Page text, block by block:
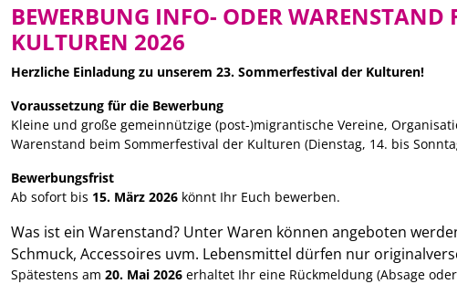
BEWERBUNG INFO- ODER WARENSTAND
KULTUREN 2026
Herzliche Einladung zu unserem 23. Sommerfestival der Kulturen!
Voraussetzung für die Bewerbung
Kleine und große gemeinnützige (post-)migrantische Vereine,
Warenstand beim Sommerfestival der Kulturen (Dienstag, 14. bis
Bewerbungsfrist
Ab sofort bis 15. März 2026 könnt Ihr Euch bewerben.
Was ist ein Warenstand? Unter Waren können angeboten
Schmuck, Accessoires uvm. Lebensmittel dürfen nur
Spätestens am 20. Mai 2026 erhaltet Ihr eine Rückmeldung (Absage